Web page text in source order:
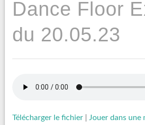
Dance Floor
du 20.05.23
Télécharger le fichier Jouer dans une